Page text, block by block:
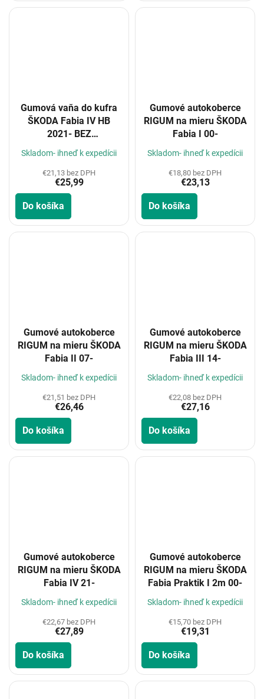
Gumová vaňa do kufra
ŠKODA Fabia IV HB
2021- BEZ
Skladom- ihneď k expedícii
€21,13 bez DPH
€25,99
Do košíka
Gumové autokoberce
RIGUM na mieru ŠKODA
Fabia I 00-
Skladom- ihneď k expedícii
€18,80 bez DPH
€23,13
Do košíka
Gumové autokoberce
RIGUM na mieru ŠKODA
Fabia II 07-
Skladom- ihneď k expedícii
€21,51 bez DPH
€26,46
Do košíka
Gumové autokoberce
RIGUM na mieru ŠKODA
Fabia III 14-
Skladom- ihneď k expedícii
€22,08 bez DPH
€27,16
Do košíka
Gumové autokoberce
RIGUM na mieru ŠKODA
Fabia IV 21-
Skladom- ihneď k expedícii
€22,67 bez DPH
€27,89
Do košíka
Gumové autokoberce
RIGUM na mieru ŠKODA
Fabia Praktik I 2m 00-
Skladom- ihneď k expedícii
€15,70 bez DPH
€19,31
Do košíka